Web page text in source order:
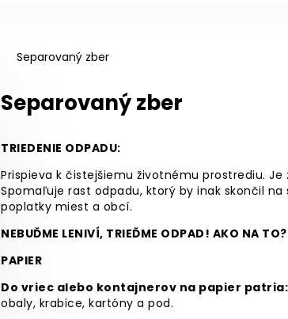
Separovaný zber
Separovaný zber
TRIEDENIE ODPADU:
Prispieva k čistejšiemu životnému prostrediu.
Spomaľuje rast odpadu, ktorý by inak skončil na
poplatky miest a obcí.
NEBUĎME LENIVÍ, TRIEĎME ODPAD! AKO NA TO?
PAPIER
Do vriec alebo kontajnerov na papier patria:
obaly, krabice, kartóny a pod.